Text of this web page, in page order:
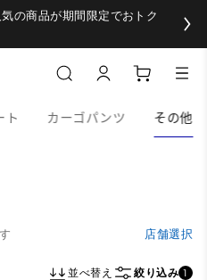
の商品が期間限定でおトク
ト カーゴパンツ その他
店舗選択
並べ替え 絞り込み 1